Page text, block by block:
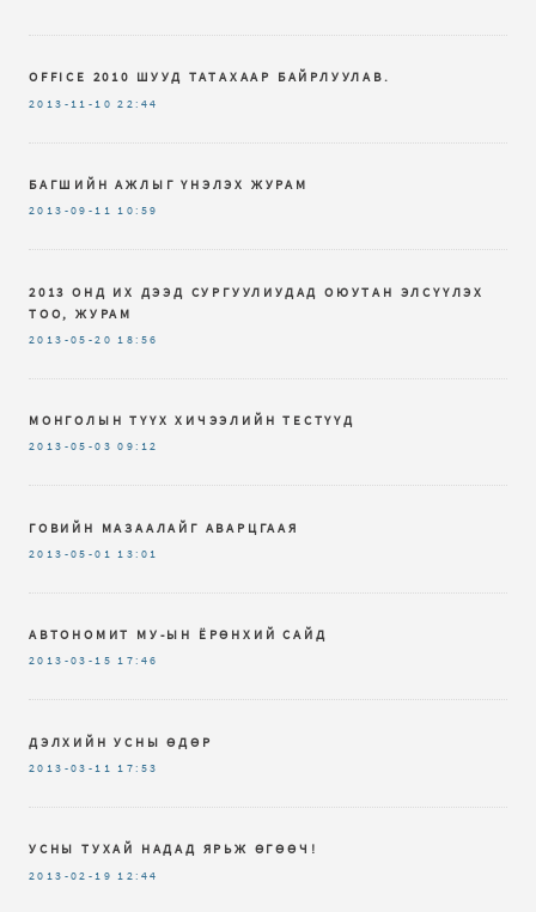
OFFICE 2010 ШУУД ТАТАХААР БАЙРЛУУЛАВ.
2013-11-10 22:44
БАГШИЙН АЖЛЫГ ҮНЭЛЭХ ЖУРАМ
2013-09-11 10:59
2013 ОНД ИХ ДЭЭД СУРГУУЛИУДАД ОЮУТАН ЭЛСҮҮЛЭХ
ТОО, ЖУРАМ
2013-05-20 18:56
МОНГОЛЫН ТҮҮХ ХИЧЭЭЛИЙН ТЕСТҮҮД
2013-05-03 09:12
ГОВИЙН МАЗААЛАЙГ АВАРЦГААЯ
2013-05-01 13:01
АВТОНОМИТ МУ-ЫН ЁРӨНХИЙ САЙД
2013-03-15 17:46
ДЭЛХИЙН УСНЫ ӨДӨР
2013-03-11 17:53
УСНЫ ТУХАЙ НАДАД ЯРЬЖ ӨГӨӨЧ!
2013-02-19 12:44